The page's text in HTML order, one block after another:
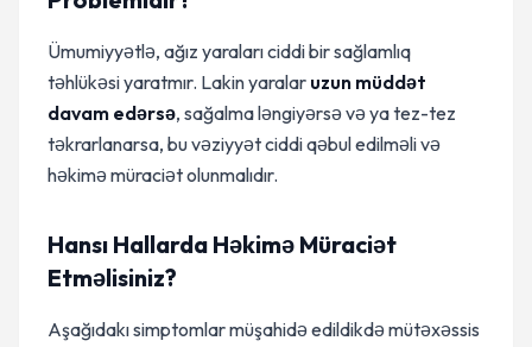
Ümumiyyətlə, ağız yaraları ciddi bir sağlamlıq
təhlükəsi yaratmır. Lakin yaralar uzun müddət
davam edərsə, sağalma ləngiyərsə və ya tez-tez
təkrarlanarsa, bu vəziyyət ciddi qəbul edilməli və
həkimə müraciət olunmalıdır.
Hansı Hallarda Həkimə Müraciət
Etməlisiniz?
Aşağıdakı simptomlar müşahidə edildikdə mütəxəssis